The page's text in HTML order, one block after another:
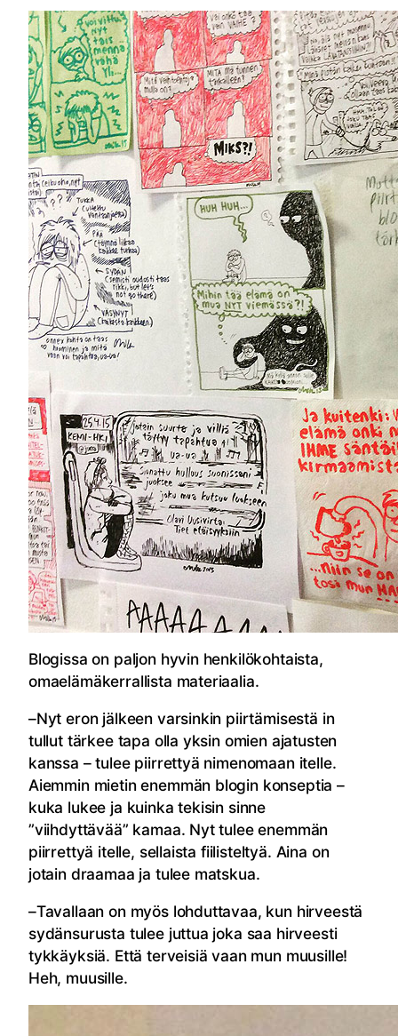
Blogissa on paljon hyvin henkilökohtaista,
omaelämäkerrallista materiaalia.
–Nyt eron jälkeen varsinkin piirtämisestä in
tullut tärkee tapa olla yksin omien ajatusten
kanssa – tulee piirrettyä nimenomaan itelle.
Aiemmin mietin enemmän blogin konseptia –
kuka lukee ja kuinka tekisin sinne
”viihdyttävää” kamaa. Nyt tulee enemmän
piirrettyä itelle, sellaista fiilisteltyä. Aina on
jotain draamaa ja tulee matskua.
–Tavallaan on myös lohduttavaa, kun hirveestä
sydänsurusta tulee juttua joka saa hirveesti
tykkäyksiä. Että terveisiä vaan mun muusille!
Heh, muusille.